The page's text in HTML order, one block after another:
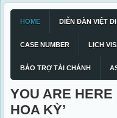
HOME DIỄN ĐÀN VIỆT
CASE NUMBER LỊCH
BẢO TRỢ TÀI CHÁNH
YOU ARE HERE
HOA KỲ’